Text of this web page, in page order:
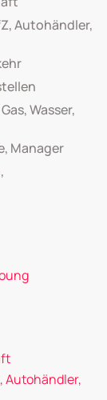
Autohändler,
Wasser,
Manager
Autohändler,